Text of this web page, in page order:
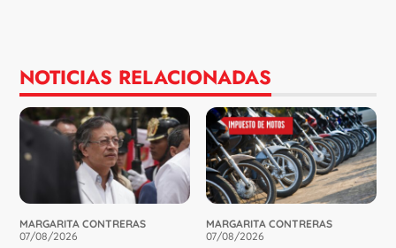
NOTICIAS RELACIONADAS
MARGARITA CONTRERAS
07/08/2026
MARGARITA CONTRERAS
07/08/2026